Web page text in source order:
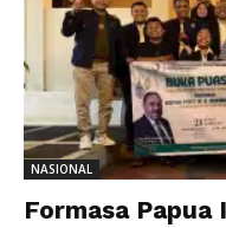
NASIONAL
Formasa Papua